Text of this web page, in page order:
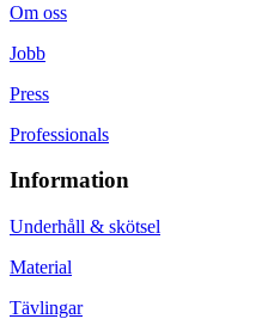
Om oss
Jobb
Press
Professionals
Information
Underhåll & skötsel
Material
Tävlingar